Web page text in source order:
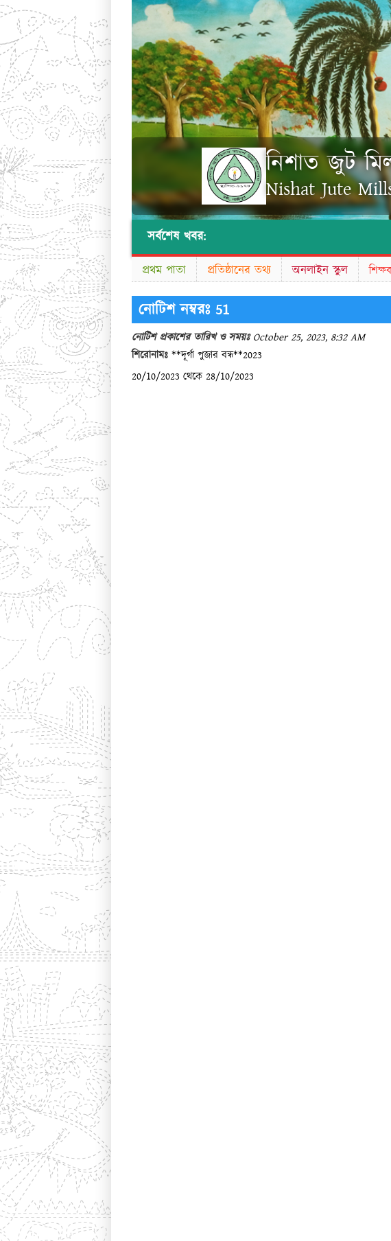
নিশাত জুট
Nishat Jute
সর্বশেষ খবর:
প্রথম পাতা প্রতিষ্ঠানের তথ্য অনলাইন স্কুল
নোটিশ নম্বরঃ 51
নোটিশ প্রকাশের তারিখ ও সময়ঃOctober 25, 2023, 8:32 AM
শিরোনামঃ **দূর্গা পুজার বন্ধ**2023
20/10/2023 থেকে 28/10/2023